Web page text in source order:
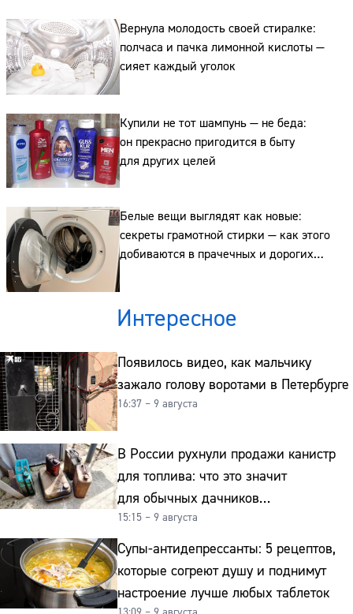
Вернула молодость своей стиралке:
полчаса и пачка лимонной кислоты —
сияет каждый уголок
Купили не тот шампунь — не беда:
он прекрасно пригодится в быту
для других целей
Белые вещи выглядят как новые:
секреты грамотной стирки — как этого
добиваются в прачечных и дорогих
Интересное
Появилось видео, как мальчику
зажало голову воротами в Петербурге
16:37 – 9 августа
В России рухнули продажи канистр
для топлива: что это значит
для обычных дачников
и автомобилистов
15:15 – 9 августа
Супы-антидепрессанты: 5 рецептов,
которые согреют душу и поднимут
настроение лучше любых таблеток
Сайт:
Телефон: